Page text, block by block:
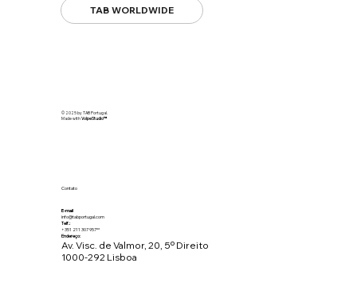
TAB WORLDWIDE
© 2025 by TAB Portugal.
Made withVolpeStudio™
Contato
E-mail
info@tabportugal.com
Telf.:
+351 211 307 957**
Endereço:
Av. Visc. de Valmor, 20, 5º Direito
1000-292 Lisboa